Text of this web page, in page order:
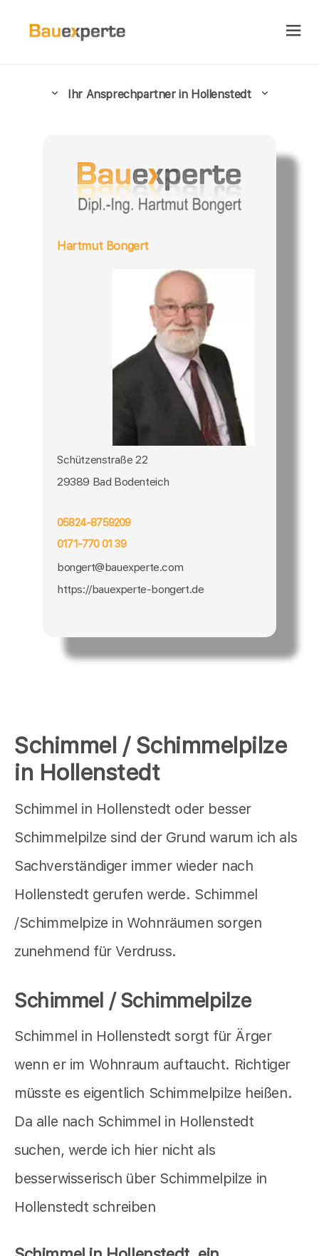
Schimmel / Schimmelpilze
in Hollenstedt
Schimmel in Hollenstedt oder besser
Schimmelpilze sind der Grund warum ich als
Sachverständiger immer wieder nach
Hollenstedt gerufen werde. Schimmel
/Schimmelpize in Wohnräumen sorgen
zunehmend für Verdruss.
Schimmel / Schimmelpilze
Schimmel in Hollenstedt sorgt für Ärger
wenn er im Wohnraum auftaucht. Richtiger
müsste es eigentlich Schimmelpilze heißen.
Da alle nach Schimmel in Hollenstedt
suchen, werde ich hier nicht als
besserwisserisch über Schimmelpilze in
Hollenstedt schreiben
Ihr Ansprechpartner in Hollenstedt
Hartmut Bongert
Schützenstraße 22
29389 Bad Bodenteich
05824-8759209
0171-770 01 39
bongert@bauexperte.com
https://bauexperte-bongert.de